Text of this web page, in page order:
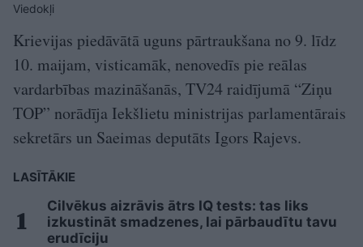
Viedokļi
Krievijas piedāvātā uguns pārtraukšana no 9. līdz
10. maijam, visticamāk, nenovedīs pie reālas
vardarbības mazināšanās, TV24 raidījumā “Ziņu
TOP” norādīja Iekšlietu ministrijas parlamentārais
sekretārs un Saeimas deputāts Igors Rajevs.
LASĪTĀKIE
Cilvēkus aizrāvis ātrs IQ tests: tas liks
izkustināt smadzenes, lai pārbaudītu tavu
erudīciju